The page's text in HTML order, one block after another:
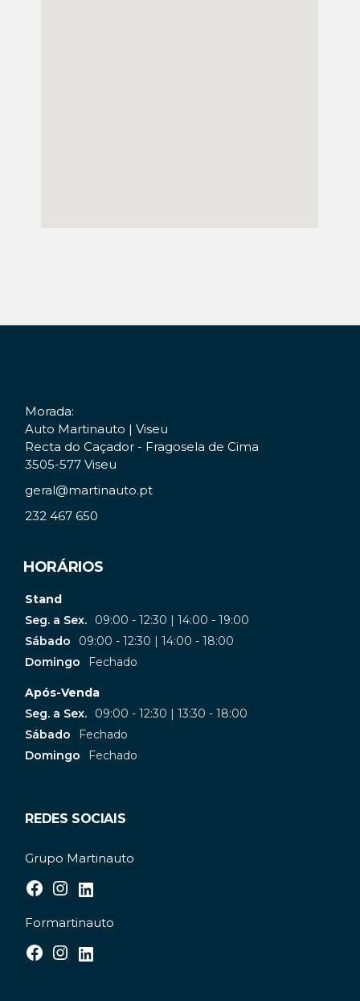
Morada:
Auto Martinauto | Viseu
Recta do Caçador - Fragosela de Cima
3505-577 Viseu
geral@martinauto.pt
232 467 650
HORÁRIOS
Stand
Seg. a Sex.
09:00 - 12:30 | 14:00 - 19:00
Sábado
09:00 - 12:30 | 14:00 - 18:00
Domingo
Fechado
Após-Venda
Seg. a Sex.
09:00 - 12:30 | 13:30 - 18:00
Sábado
Fechado
Domingo
Fechado
REDES SOCIAIS
Grupo Martinauto
Formartinauto